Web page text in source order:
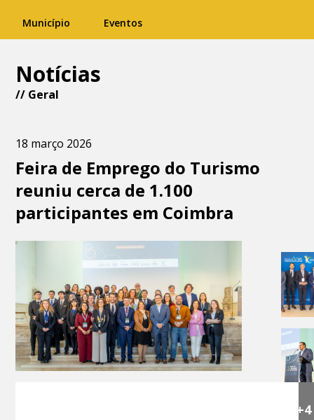
Município Eventos
Notícias
// Geral
18 março 2026
Feira de Emprego do Turismo
reuniu cerca de 1.100
participantes em Coimbra
+4